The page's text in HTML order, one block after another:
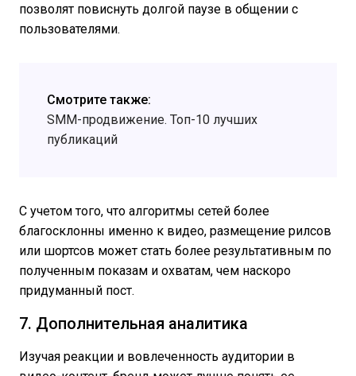
позволят повиснуть долгой паузе в общении с
пользователями.
Смотрите также:
SMM-продвижение. Топ-10 лучших
публикаций
C учетом того, что алгоритмы сетей более
благосклонны именно к видео, размещение рилсов
или шортсов может стать более результативным по
полученным показам и охватам, чем наскоро
придуманный пост.
7. Дополнительная аналитика
Изучая реакции и вовлеченность аудитории в